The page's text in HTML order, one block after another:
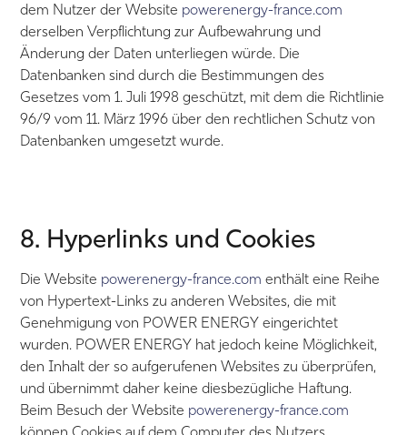
dem Nutzer der Website powerenergy-france.com
derselben Verpflichtung zur Aufbewahrung und
Änderung der Daten unterliegen würde. Die
Datenbanken sind durch die Bestimmungen des
Gesetzes vom 1. Juli 1998 geschützt, mit dem die Richtlinie
96/9 vom 11. März 1996 über den rechtlichen Schutz von
Datenbanken umgesetzt wurde.
8. Hyperlinks und Cookies
Die Website powerenergy-france.com enthält eine Reihe
von Hypertext-Links zu anderen Websites, die mit
Genehmigung von POWER ENERGY eingerichtet
wurden. POWER ENERGY hat jedoch keine Möglichkeit,
den Inhalt der so aufgerufenen Websites zu überprüfen,
und übernimmt daher keine diesbezügliche Haftung.
Beim Besuch der Website powerenergy-france.com